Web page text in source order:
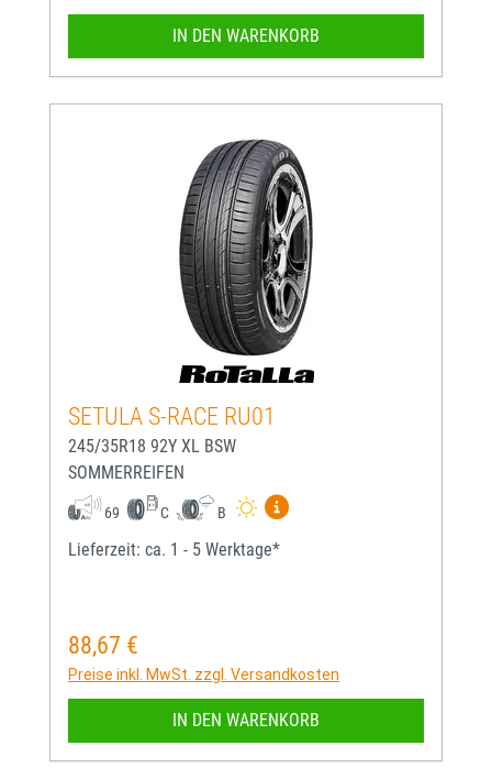
IN DEN WARENKORB
SETULA S-RACE RU01
245/35R18 92Y XL BSW
SOMMERREIFEN
69 C B
Mehr Informationen zum
Lieferzeit: ca. 1 - 5 Werktage*
Regulärer Preis:
88,67 €
Preise inkl. MwSt. zzgl. Versandkosten
IN DEN WARENKORB